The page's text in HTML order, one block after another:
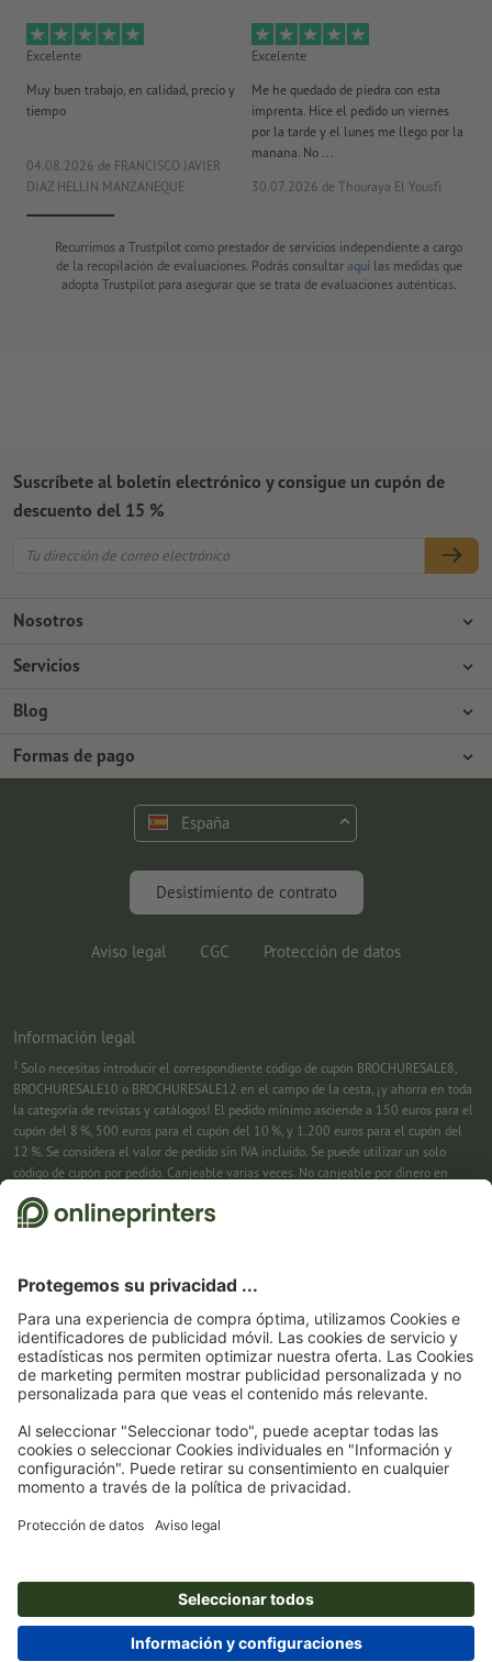
Excelente
Muy buen trabajo, en calidad, precio y
tiempo
04.08.2026 de FRANCISCO JAVIER
DIAZ HELLIN MANZANEQUE
Excelente
Me he quedado de piedra con esta
imprenta. Hice el pedido un viernes
por la tarde y el lunes me llego por la
manana. No ...
30.07.2026 de Thouraya El Yousfi
Recurrimos a Trustpilot como prestador de servicios independiente a cargo
de la recopilación de evaluaciones. Podrás consultar aquílas medidas que
adopta Trustpilot para asegurar que se trata de evaluaciones auténticas.
Nosotros
Empresa
Protección del medio ambiente
Servicios
Formas de pago
Programa Premium
Blog
Tutoriales de Photoshop
Fuentes y Herramientas
Formas de pago
Suscríbete al boletín electrónico y consigue un cupón de
descuento del 15 %
España
Desistimiento de contrato
Aviso legal CGC Protección de datos
Información legal
1 Solo necesitas introducir el correspondiente código de cupón BROCHURESALE8,
BROCHURESALE10 o BROCHURESALE12 en el campo de la cesta, ¡y ahorra en toda
la categoría de revistas y catálogos! El pedido mínimo asciende a 150 euros para el
cupón del 8 %, 500 euros para el cupón del 10 %, y 1.200 euros para el cupón del
12 %. Se considera el valor de pedido sin IVA incluido. Se puede utilizar un solo
código de cupón por pedido. Canjeable varias veces. No canjeable por dinero en
efectivo. No acumulable con otras promociones. La promoción es válida hasta el
31/08/2026 inclusive.
nuestro boletín. Por supuesto, te puedes dar de baja en cualquier momento. Importe
máximo del descuento: 150 € del valor del pedido (sin IVA). Canjeable sólo una vez.
Sin pedido mínimo. No canjeable por dinero en efectivo. No acumulable con otras
promociones ni códigos de descuento.La validez del cupón es de seis semanas tras
la recepción.
3
cesta, y ahorra en productos seleccionados. Sin pedido mínimo. Canjeable varias
veces. No canjeable por dinero en efectivo. No acumulable con otras promociones.
La promoción es válida hasta el 31/08/2026 inclusive.
productos seleccionados. Sin pedido mínimo. Canjeable varias veces. No canjeable